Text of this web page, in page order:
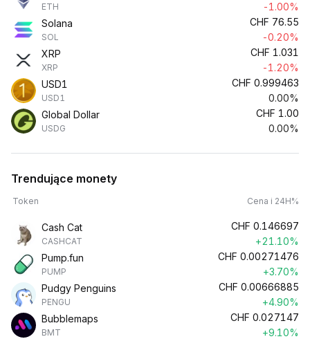
ETH
-1.00%
Solana
SOL
CHF 76.55
-0.20%
XRP
XRP
CHF 1.031
-1.20%
USD1
USD1
CHF 0.999463
0.00%
Global Dollar
USDG
CHF 1.00
0.00%
Trendujące monety
Token Cena i 24H%
Cash Cat
CASHCAT
CHF 0.146697
+21.10%
Pump.fun
PUMP
CHF 0.00271476
+3.70%
Pudgy Penguins
PENGU
CHF 0.00666885
+4.90%
Bubblemaps
BMT
CHF 0.027147
+9.10%